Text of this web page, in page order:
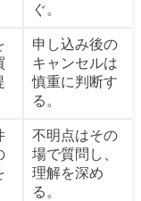
ぐ。
申し込み後の
キャンセルは
慎重に判断す
る。
不明点はその
場で質問し、
理解を深め
る。